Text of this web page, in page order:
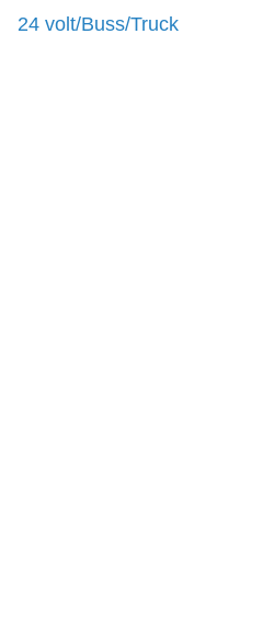
24 volt/Buss/Truck